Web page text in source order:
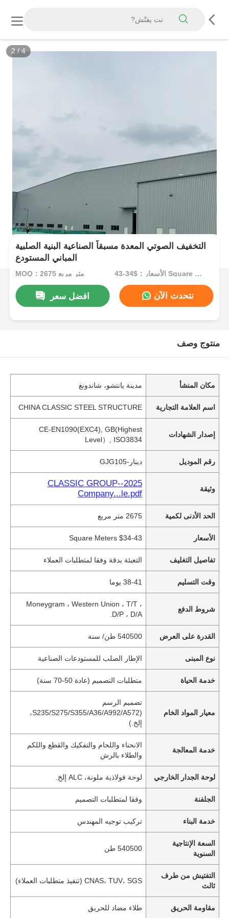
2 /4
التخفيف الصوتي المعدة مسبقاً الصناعية البنية الصلبية
المباني المستودع
MOQ：2675 متر مربع الأسعار：$34-43 Square Meters
افضل سعر نتحدث الآن
منتوج وصف
مكان المنشأ مدينة يانتشو، شاندونغ
اسم العلامة التجارية CHINA CLASSIC STEEL STRUCTURE
إصدار الشهادات
CE-EN1090(EXC4), GB(Highest
Level）, ISO3834
رقم الموديل دينار-GJG105
وثيقة
2025--CLASSIC GROUP
Company...le.pdf
الحد الأدنى لكمية 2675 متر مربع
الأسعار $34-43 Square Meters
تفاصيل التغليف التعبئة بدقة وفقا لمتطلبات العملاء
وقت التسليم 38-41 يوما
شروط الدفع
Moneygram ، Western Union ، T/T ،
D/P ، D/A.
القدرة على العرض 540500 طن/ سنة
نوع المبنى الإطار الصلب للمستودعات الصناعية
خدمة الحياة متطلبات التصميم (عادة 50-70 سنة)
معيار المواد الخام
تصميم الرسم
(S235/S275/S355/A36/A992/A572،
إلخ.)
خدمة المعالجة
الانحناء واللحام والتفكيك والقطع واللكم
والطلاء بالرش
لوحة الجدار الخارجي لوحة فولاذية ملونة، ALC إلخ.
الجلفنة وفقا لمتطلبات التصميم
خدمة البناء تركيب توجيه المهندس
السعة الإنتاجية
السنوية
540500 طن
التفتيش من طرف
ثالث
CNAS، TUV، SGS (تنفيذ متطلبات العملاء)
مقاومة الحريق طلاء مضاد للحريق